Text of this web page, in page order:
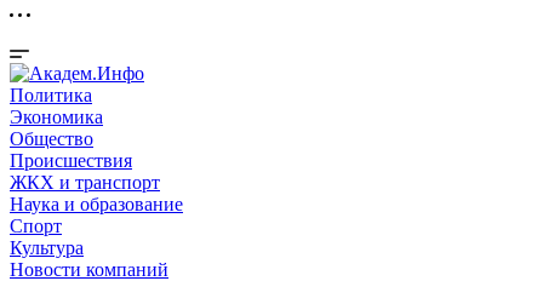
Политика
Экономика
Общество
Происшествия
ЖКХ и транспорт
Наука и образование
Спорт
Культура
Новости компаний